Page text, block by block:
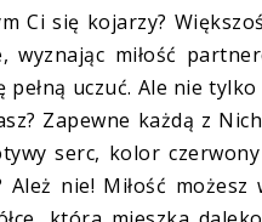
Ci się kojarzy?
wyznając miłość
uczuć. Ale nie
Zapewne każdą z
serc, kolor
Ależ nie! Miłość